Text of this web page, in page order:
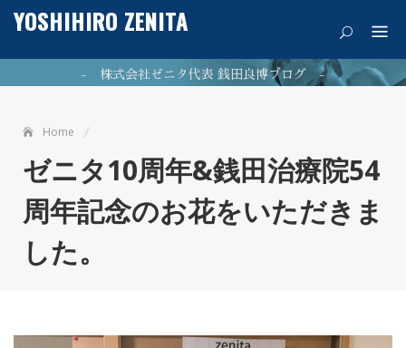
Skip
content
YOSHIHIRO ZENITA痛みを希望に
- 株式会社ゼニタ代表 銭田良博ブログ -
Home
ゼニタ10周年&銭田治療院54
周年記念のお花をいただきま
した。
公式ホームページはこちら
NEWPOST 最新の投稿
最新のブログはこちら！ 2023年7月26日